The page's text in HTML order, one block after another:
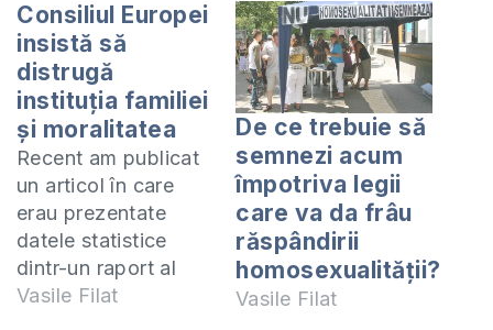
Consiliul Europei
insistă să
distrugă
instituţia familiei
şi moralitatea
Recent am publicat
un articol în care
erau prezentate
datele statistice
dintr-un raport al
Parlamentului
Vasile Filat
De ce trebuie să
semnezi acum
împotriva legii
care va da frâu
răspândirii
homosexualităţii?
Vasile Filat